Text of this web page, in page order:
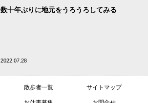
数十年ぶりに地元をうろうろしてみる
2022.07.28
散歩者一覧 サイトマップ